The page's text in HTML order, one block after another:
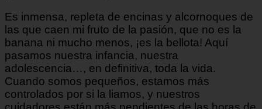
Es inmensa, repleta de encinas y alcornoques de
las que caen mi fruto de la pasión, que no es la
banana ni mucho menos, ¡es la bellota! Aquí
pasamos nuestra infancia, nuestra
adolescencia…, en definitiva, toda la vida.
Cuando somos pequeños, estamos más
controlados por si la liamos, y nuestros